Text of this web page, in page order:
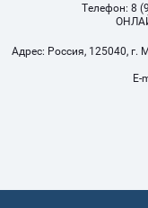
Телефон: 8
Адрес: Россия, 125040, г.
Е-